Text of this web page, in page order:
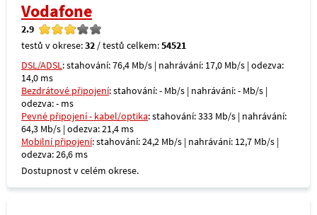
Vodafone
2.9
testů v okrese:32 / testů celkem:54521
DSL/ADSL: stahování: 76,4 Mb/s | nahrávání: 17,0 Mb/s | odezva:
14,0 ms
Bezdrátové připojení: stahování: - Mb/s | nahrávání: - Mb/s |
odezva: - ms
Pevné připojení - kabel/optika: stahování: 333 Mb/s | nahrávání:
64,3 Mb/s | odezva: 21,4 ms
Mobilní připojení: stahování: 24,2 Mb/s | nahrávání: 12,7 Mb/s |
odezva: 26,6 ms
Dostupnost v celém okrese.